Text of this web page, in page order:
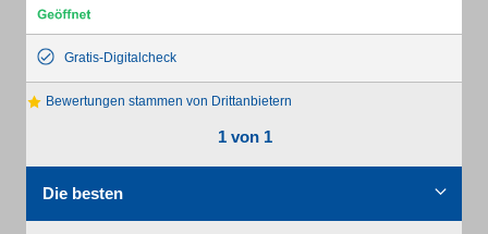
Gratis-Digitalcheck
Bewertungen stammen von Drittanbietern
1 von 1
Die besten